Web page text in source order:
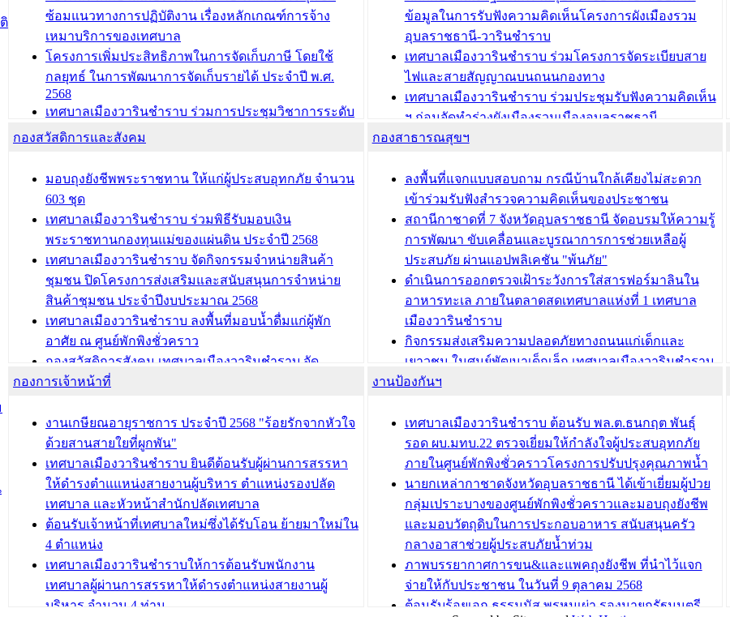
บทความ อื่นๆ ...
ซ้อมแนวทางการปฏิบัติงาน เรื่องหลักเกณฑ์การจ้าง
เหมาบริการของเทศบาล
โครงการเพิ่มประสิทธิภาพในการจัดเก็บภาษี โดยใช้
กลยุทธ์ ในการพัฒนาการจัดเก็บรายได้ ประจำปี พ.ศ.
2568
เทศบาลเมืองวารินชำราบ ร่วมการประชุมวิชาการระดับ
นานาชาติและนิทรรศการด้านนวัตกรรมท้องถิ่น 2568
ทะเบียนภาษีป้าย
ประชุมผู้เช่าอาคารพาณิชย์ บริเวณถนนเกษมสุขและ
ถนนประทุมเทพภักดี
บทความ อื่นๆ ...
ข้อมูลในการรับฟังความคิดเห็นโครงการผังเมืองรวม
อุบลราชธานี-วารินชำราบ
เทศบาลเมืองวารินชำราบ ร่วมโครงการจัดระเบียบสาย
ไฟและสายสัญญาณบนถนนกองทาง
เทศบาลเมืองวารินชำราบ ร่วมประชุมรับฟังความคิดเห็น
ฯ ก่อนจัดทำร่างผังเมืองรวมเมืองอุบลราชธานี -
วารินชำราบ ครั้งที่ 3
การขออนุญาตเข้าทำประโยชน์ในพื้นที่ป่าไม้
บทความ อื่นๆ ...
กองสวัสดิการและสังคม
มอบถุงยังชีพพระราชทาน ให้แก่ผู้ประสบอุทกภัย จำนวน
603 ชุด
เทศบาลเมืองวารินชำราบ ร่วมพิธีรับมอบเงิน
พระราชทานกองทุนแม่ของแผ่นดิน ประจำปี 2568
เทศบาลเมืองวารินชำราบ จัดกิจกรรมจำหน่ายสินค้า
ชุมชน ปิดโครงการส่งเสริมและสนับสนุนการจำหน่าย
สินค้าชุมชน ประจำปีงบประมาณ 2568
เทศบาลเมืองวารินชำราบ ลงพื้นที่มอบน้ำดื่มแก่ผู้พัก
อาศัย ณ ศูนย์พักพิงชั่วคราว
กองสวัสดิการสังคม เทศบาลเมืองวารินชำราบ จัด
โครงการอบรมอาชีพระยะสั้น ประจำปี 2568 (หลักสูตร
บทความ อื่นๆ ...
กองสาธารณสุขฯ
ลงพื้นที่แจกแบบสอบถาม กรณีบ้านใกล้เคียงไม่สะดวก
เข้าร่วมรับฟังสำรวจความคิดเห็นของประชาชน
สถานีกาชาดที่ 7 จังหวัดอุบลราชธานี จัดอบรมให้ความรู้
การพัฒนา ขับเคลื่อนและบูรณาการการช่วยเหลือผู้
ประสบภัย ผ่านแอปพลิเคชัน "พ้นภัย"
ดำเนินการออกตรวจเฝ้าระวังการใส่สารฟอร์มาลินใน
อาหารทะเล ภายในตลาดสดเทศบาลแห่งที่ 1 เทศบาล
เมืองวารินชำราบ
กิจกรรมส่งเสริมความปลอดภัยทางถนนแก่เด็กและ
เยาวชน ในศูนย์พัฒนาเด็กเล็ก เทศบาลเมืองวารินชำราบ
เทศบาลเมืองวารินชำราบ ร่วมประชุมปรึกษาหารือการ
กองการเจ้าหน้าที่
งานเกษียณอายุราชการ ประจำปี 2568 "ร้อยรักจากหัวใจ
ด้วยสานสายใยที่ผูกพัน"
เทศบาลเมืองวารินชำราบ ยินดีต้อนรับผู้ผ่านการสรรหา
ให้ดำรงตำแแหน่งสายงานผู้บริหาร ตำแหน่งรองปลัด
เทศบาล และหัวหน้าสำนักปลัดเทศบาล
ต้อนรับเจ้าหน้าที่เทศบาลใหม่ซึ่งได้รับโอน ย้ายมาใหม่ใน
4 ตำแหน่ง
เทศบาลเมืองวารินชำราบให้การต้อนรับพนักงาน
เทศบาลผู้ผ่านการสรรหาให้ดำรงตำแหน่งสายงานผู้
บริหาร จำนวน 4 ท่าน
งานป้องกันฯ
เทศบาลเมืองวารินชำราบ ต้อนรับ พล.ต.ธนกฤต พันธุ์
รอด ผบ.มทบ.22 ตรวจเยี่ยมให้กำลังใจผู้ประสบอุทกภัย
ภายในศูนย์พักพิงชั่วคราวโครงการปรับปรุงคุณภาพน้ำ
นายกเหล่ากาชาดจังหวัดอุบลราชธานี ได้เข้าเยี่ยมผู้ป่วย
กลุ่มเปราะบางของศูนย์พักพิงชั่วคราวและมอบถุงยังชีพ
และมอบวัตถุดิบในการประกอบอาหาร สนับสนุนครัว
กลางอาสาช่วยผู้ประสบภัยน้ำท่วม
ภาพบรรยากาศการขน&และแพคถุงยังชีพ ที่นำไว้แจก
จ่ายให้กับประชาชน ในวันที่ 9 ตุลาคม 2568
ต้อนรับร้อยเอก ธรรมนัส พรหมเผ่า รองนายกรัฐมนตรี